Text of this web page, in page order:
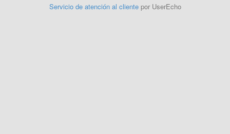
Servicio de atención al cliente por UserEcho